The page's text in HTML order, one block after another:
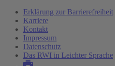
Erklärung zur Barrierefreiheit
Karriere
Kontakt
Impressum
Datenschutz
Das RWI in Leichter Sprache